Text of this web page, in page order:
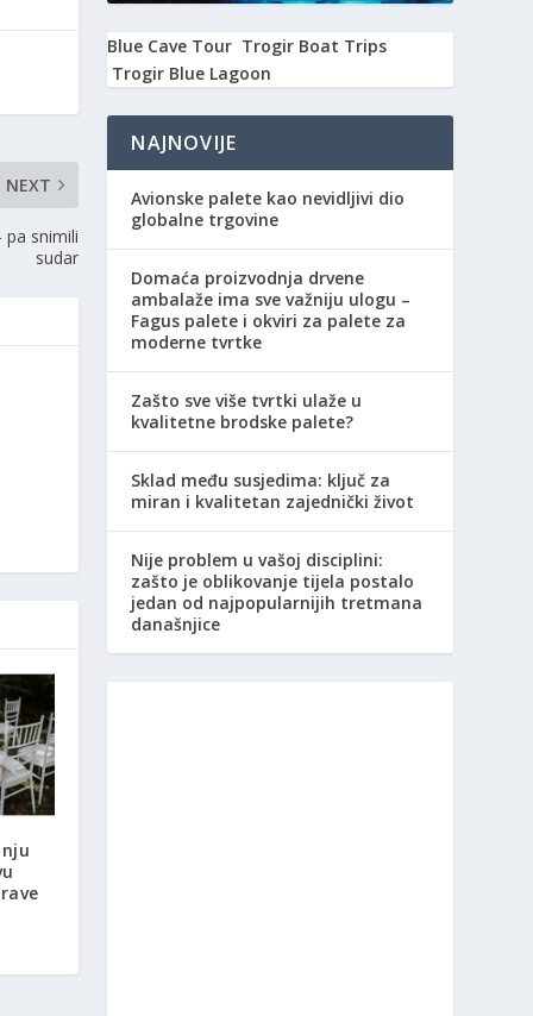
NEXT
snimili
sudar
Blue Cave Tour Trogir Boat Trips
Trogir Blue Lagoon
NAJNOVIJE
Avionske palete kao nevidljivi dio
globalne trgovine
Domaća proizvodnja drvene
ambalaže ima sve važniju ulogu –
Fagus palete i okviri za palete za
moderne tvrtke
Zašto sve više tvrtki ulaže u
kvalitetne brodske palete?
Sklad među susjedima: ključ za
miran i kvalitetan zajednički život
Nije problem u vašoj disciplini:
zašto je oblikovanje tijela postalo
jedan od najpopularnijih tretmana
današnjice